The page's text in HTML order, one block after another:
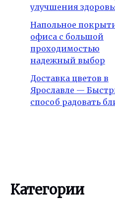
улучшения
Напольное
офиса с большой
проходимостью
надежный выбор
Доставка цветов в
Ярославле —
способ радовать
Категории